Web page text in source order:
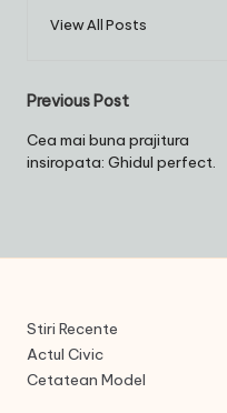
View All Posts
Post
navigation
Previous Post
Cea mai buna prajitura
insiropata: Ghidul perfect.
Stiri Recente
Actul Civic
Cetatean Model